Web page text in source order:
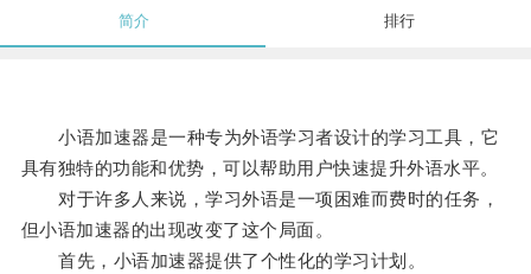
简介 排行
小语加速器是一种专为外语学习者设计的学习工具，它
具有独特的功能和优势，可以帮助用户快速提升外语水平。
对于许多人来说，学习外语是一项困难而费时的任务，
但小语加速器的出现改变了这个局面。
首先，小语加速器提供了个性化的学习计划。